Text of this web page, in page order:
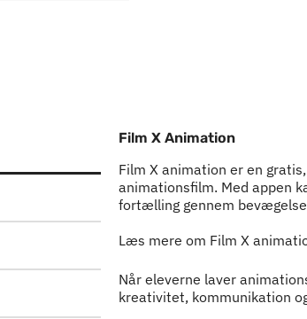
Film X Animation
Film X animation er en
animationsfilm. Med appen
fortælling gennem
Læs mere om Film X
Indhold
Når eleverne laver
kreativitet, kommunikation